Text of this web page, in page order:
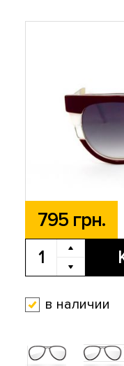
795 грн.
в наличии